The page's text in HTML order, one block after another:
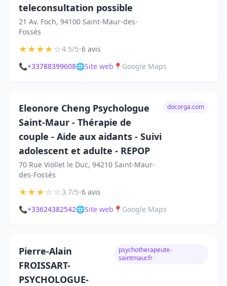
teleconsultation possible
21 Av. Foch, 94100 Saint-Maur-des-
Fossés
★★★★☆4.5/5•6 avis
📞+33788399608🌐Site web 📍 Google Maps
Eleonore Cheng Psychologue
Saint-Maur - Thérapie de
couple - Aide aux aidants - Suivi
adolescent et adulte - REPOP
70 Rue Viollet le Duc, 94210 Saint-Maur-
des-Fossés
docorga.com
★★★☆☆3.7/5•6 avis
📞+33624382542🌐Site web 📍 Google Maps
Pierre-Alain
FROISSART-
PSYCHOLOGUE-
psychotherapeute-
saintmaur.fr